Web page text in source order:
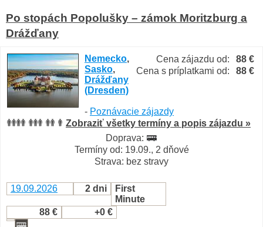
Po stopách Popolušky – zámok Moritzburg a
Drážďany
Cena zájazdu od:
88 €
Cena s príplatkami od:
88 €
Nemecko,
Sasko,
Drážďany
(Dresden)
- Poznávacie zájazdy
Zobraziť všetky termíny a popis zájazdu »
Doprava:
Termíny od: 19.09., 2 dňové
Strava: bez stravy
19.09.2026 2 dni
First
Minute
88 €
+0 €